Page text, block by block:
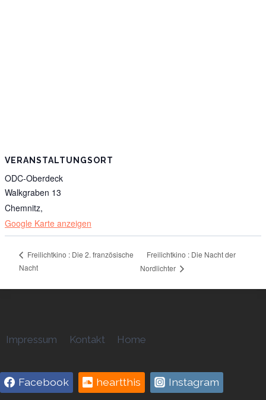
VERANSTALTUNGSORT
ODC-Oberdeck
Walkgraben 13
Chemnitz,
Google Karte anzeigen
Freilichtkino : Die 2. französische
Nacht
Freilichtkino : Die Nacht der
Nordlichter
Impressum Kontakt Home
Facebook heartthis Instagram